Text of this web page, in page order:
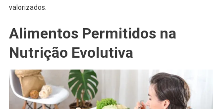
valorizados.
Alimentos Permitidos na
Nutrição Evolutiva